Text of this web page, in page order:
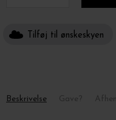
Tilføj til ønskeskyen
Beskrivelse